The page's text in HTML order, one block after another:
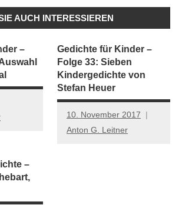
AUCH INTERESSIEREN
–
Gedichte für Kinder –
Folge 33: Sieben
Kindergedichte von
Stefan Heuer
10. November 2017
Anton G. Leitner
–